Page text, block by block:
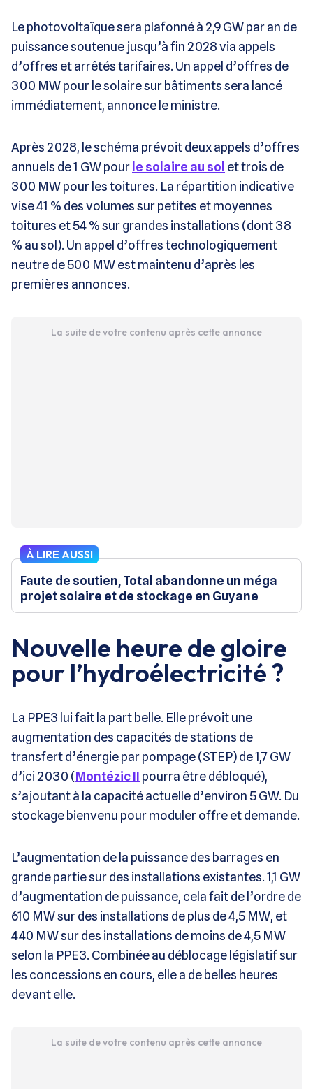
Le photovoltaïque sera plafonné à 2,9 GW par an de
puissance soutenue jusqu’à fin 2028 via appels
d’offres et arrêtés tarifaires. Un appel d’offres de
300 MW pour le solaire sur bâtiments sera lancé
immédiatement, annonce le ministre.
Après 2028, le schéma prévoit deux appels d’offres
annuels de 1 GW pourle solaire au sol et trois de
300 MW pour les toitures. La répartition indicative
vise 41 % des volumes sur petites et moyennes
toitures et 54 % sur grandes installations (dont 38
% au sol). Un appel d’offres technologiquement
neutre de 500 MW est maintenu d’après les
premières annonces.
La suite de votre contenu après cette annonce
À LIRE AUSSI
Faute de soutien, Total abandonne un méga
projet solaire et de stockage en Guyane
Nouvelle heure de gloire
pour l’hydroélectricité ?
La PPE3 lui fait la part belle. Elle prévoit une
augmentation des capacités de stations de
transfert d’énergie par pompage (STEP) de 1,7 GW
d’ici 2030 (Montézic II pourra être débloqué),
s’ajoutant à la capacité actuelle d’environ 5 GW. Du
stockage bienvenu pour moduler offre et demande.
L’augmentation de la puissance des barrages en
grande partie sur des installations existantes. 1,1 GW
d’augmentation de puissance, cela fait de l’ordre de
610 MW sur des installations de plus de 4,5 MW, et
440 MW sur des installations de moins de 4,5 MW
selon la PPE3. Combinée au déblocage législatif sur
les concessions en cours, elle a de belles heures
devant elle.
La suite de votre contenu après cette annonce